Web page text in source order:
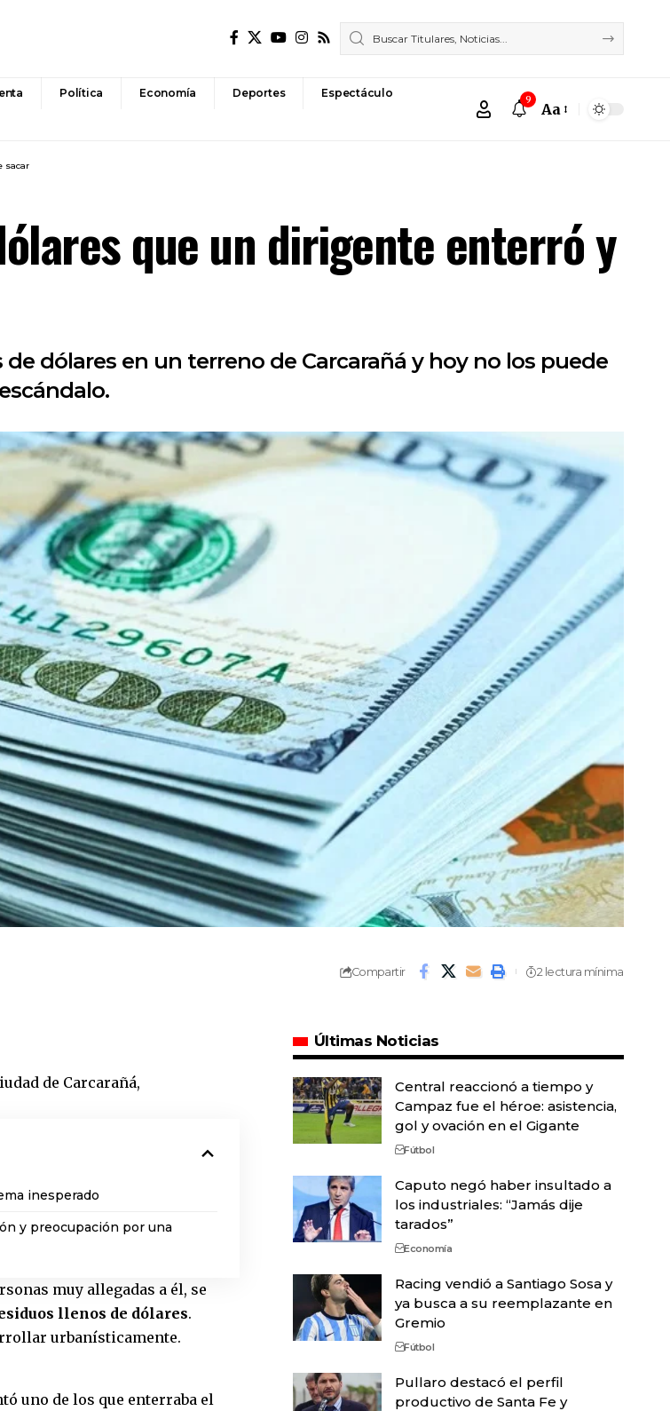
Política Economía Deportes Espectáculo 9
Font
Aa
sacar
que un dirigente enterró y
dólares en un terreno de Carcarañá y hoy no los puede
Compartir 2 lectura mínima
de Carcarañá,
inesperado
y preocupación por una
muy allegadas a él, se
llenos de dólares.
urbanísticamente.
uno de los que enterraba el
Últimas Noticias
Central reaccionó a tiempo y
Campaz fue el héroe: asistencia,
gol y ovación en el Gigante
Fútbol
Caputo negó haber insultado a
los industriales: “Jamás dije
tarados”
Economía
Racing vendió a Santiago Sosa y
ya busca a su reemplazante en
Gremio
Fútbol
Pullaro destacó el perfil
productivo de Santa Fe y